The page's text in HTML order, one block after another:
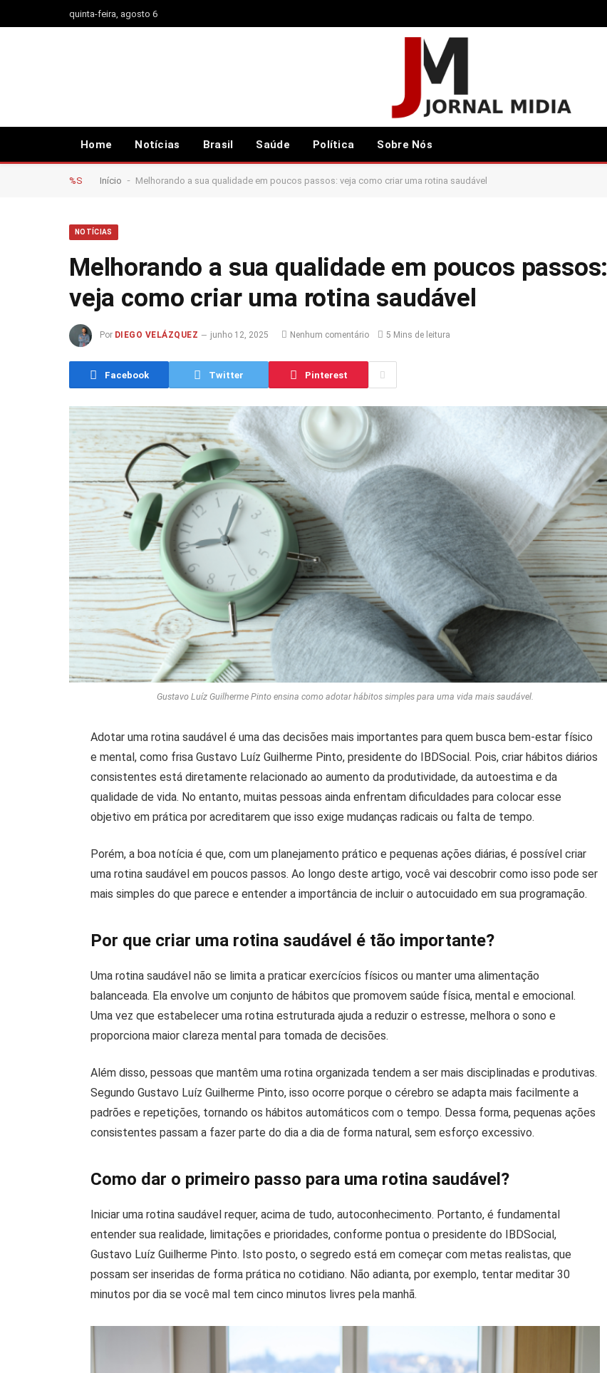
quinta-feira, agosto 6
Home Notícias Brasil Saúde Política Sobre Nós
%S Início - Melhorando a sua qualidade em poucos passos: veja como criar uma rotina saudável
NOTÍCIAS
Melhorando a sua qualidade em poucos passos:
veja como criar uma rotina saudável
Por DIEGO VELÁZQUEZ junho 12, 2025 Nenhum comentário 5 Mins de leitura
Facebook Twitter Pinterest
Gustavo Luíz Guilherme Pinto ensina como adotar hábitos simples para uma vida mais saudável.
Adotar uma rotina saudável é uma das decisões mais importantes para quem busca bem-estar físico
e mental, como frisa Gustavo Luíz Guilherme Pinto, presidente do IBDSocial. Pois, criar hábitos diários
consistentes está diretamente relacionado ao aumento da produtividade, da autoestima e da
qualidade de vida. No entanto, muitas pessoas ainda enfrentam dificuldades para colocar esse
objetivo em prática por acreditarem que isso exige mudanças radicais ou falta de tempo.
Porém, a boa notícia é que, com um planejamento prático e pequenas ações diárias, é possível criar
uma rotina saudável em poucos passos. Ao longo deste artigo, você vai descobrir como isso pode ser
mais simples do que parece e entender a importância de incluir o autocuidado em sua programação.
Por que criar uma rotina saudável é tão importante?
Uma rotina saudável não se limita a praticar exercícios físicos ou manter uma alimentação
balanceada. Ela envolve um conjunto de hábitos que promovem saúde física, mental e emocional.
Uma vez que estabelecer uma rotina estruturada ajuda a reduzir o estresse, melhora o sono e
proporciona maior clareza mental para tomada de decisões.
Além disso, pessoas que mantêm uma rotina organizada tendem a ser mais disciplinadas e produtivas.
Segundo Gustavo Luíz Guilherme Pinto, isso ocorre porque o cérebro se adapta mais facilmente a
padrões e repetições, tornando os hábitos automáticos com o tempo. Dessa forma, pequenas ações
consistentes passam a fazer parte do dia a dia de forma natural, sem esforço excessivo.
Como dar o primeiro passo para uma rotina saudável?
Iniciar uma rotina saudável requer, acima de tudo, autoconhecimento. Portanto, é fundamental
entender sua realidade, limitações e prioridades, conforme pontua o presidente do IBDSocial,
Gustavo Luíz Guilherme Pinto. Isto posto, o segredo está em começar com metas realistas, que
possam ser inseridas de forma prática no cotidiano. Não adianta, por exemplo, tentar meditar 30
minutos por dia se você mal tem cinco minutos livres pela manhã.